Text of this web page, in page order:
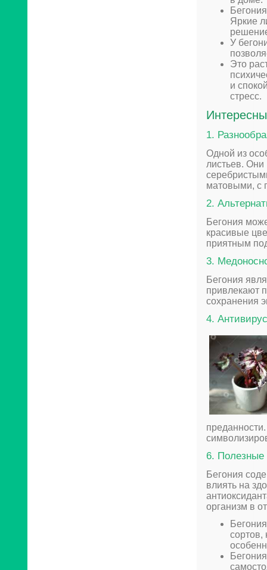
Яркие
У
Это
и
стресс.
1.
Одной из
листьев.
матовыми, с
2.
Бегония
красивые
приятным
3.
Бегония
привлекают
сохранения
4.
6. Полезные
Бегония
влиять на
организм в
сортов,